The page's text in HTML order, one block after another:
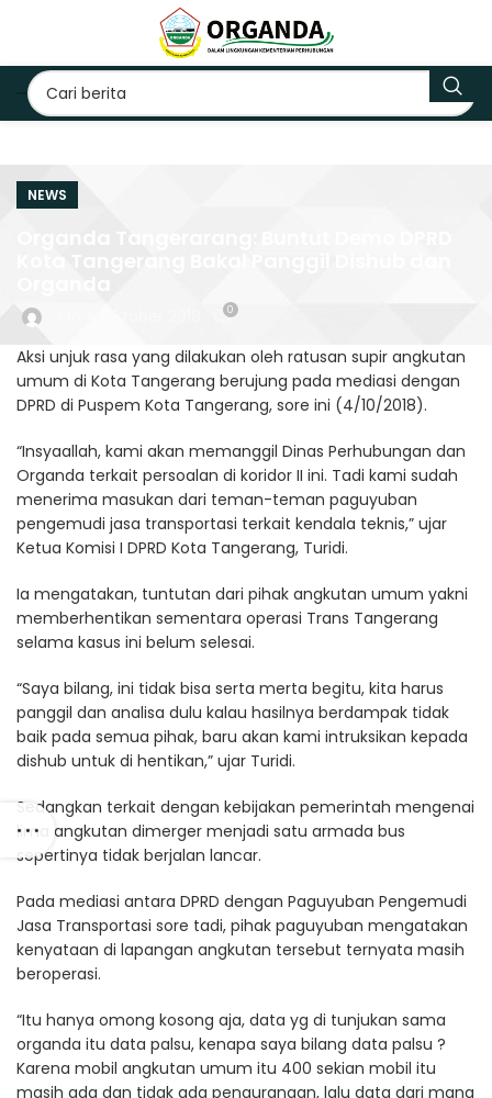
NEWS
0
Aksi unjuk rasa yang dilakukan oleh ratusan supir angkutan
umum di Kota Tangerang berujung pada mediasi dengan
DPRD di Puspem Kota Tangerang, sore ini (4/10/2018).
“Insyaallah, kami akan memanggil Dinas Perhubungan dan
Organda terkait persoalan di koridor II ini. Tadi kami sudah
menerima masukan dari teman-teman paguyuban
pengemudi jasa transportasi terkait kendala teknis,” ujar
Ketua Komisi I DPRD Kota Tangerang, Turidi.
Ia mengatakan, tuntutan dari pihak angkutan umum yakni
memberhentikan sementara operasi Trans Tangerang
selama kasus ini belum selesai.
“Saya bilang, ini tidak bisa serta merta begitu, kita harus
panggil dan analisa dulu kalau hasilnya berdampak tidak
baik pada semua pihak, baru akan kami intruksikan kepada
dishub untuk di hentikan,” ujar Turidi.
Sedangkan terkait dengan kebijakan pemerintah mengenai
lima angkutan dimerger menjadi satu armada bus
sepertinya tidak berjalan lancar.
Pada mediasi antara DPRD dengan Paguyuban Pengemudi
Jasa Transportasi sore tadi, pihak paguyuban mengatakan
kenyataan di lapangan angkutan tersebut ternyata masih
beroperasi.
“Itu hanya omong kosong aja, data yg di tunjukan sama
organda itu data palsu, kenapa saya bilang data palsu ?
Karena mobil angkutan umum itu 400 sekian mobil itu
masih ada dan tidak ada pengurangan, lalu data dari mana